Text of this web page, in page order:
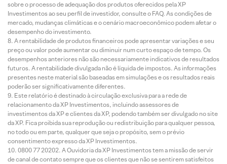
sobre o processo de adequação dos produtos oferecidos pela XP
Investimentos ao seu perfil de investidor, consulte o FAQ. As condições de
mercado, mudanças climáticas e o cenário macroeconômico podem afetar o
desempenho do investimento.
A rentabilidade de produtos financeiros pode apresentar variações e seu
preço ou valor pode aumentar ou diminuir num curto espaço de tempo. Os
desempenhos anteriores não são necessariamente indicativos de resultados
futuros. A rentabilidade divulgada não é líquida de impostos. As informações
presentes neste material são baseadas em simulações e os resultados reais
poderão ser significativamente diferentes.
Este relatório é destinado à circulação exclusiva para a rede de
relacionamento da XP Investimentos, incluindo assessores de
investimentos da XP e clientes da XP, podendo também ser divulgado no site
da XP. Fica proibida sua reprodução ou redistribuição para qualquer pessoa,
no todo ou em parte, qualquer que seja o propósito, sem o prévio
consentimento expresso da XP Investimentos.
0800 77 20202. A Ouvidoria da XP Investimentos tem a missão de servir
de canal de contato sempre que os clientes que não se sentirem satisfeitos